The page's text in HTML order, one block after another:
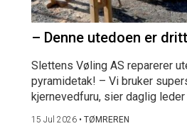
– Denne utedoen er
Slettens Vøling AS reparerer
pyramidetak! – Vi bruker
kjernevedfuru, sier daglig
15 Jul 2026 • TØMREREN